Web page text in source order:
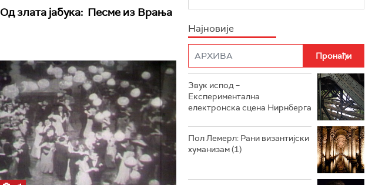
Од злата јабука: Песме из Врања
РАДИО РОКЕНРОЛЕР
РАДИО ЏУБОКС
РАДИО ВРТЕШКА
РАДИО ЏЕЗЕР
ИНФО
Најновије
Звук испод –
Експериментална
електронска сцена Нирнберга
Пол Лемерл: Рани византијски
хуманизам (1)